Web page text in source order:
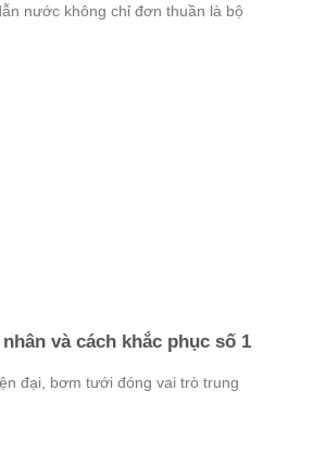
nước không chỉ đơn thuần là bộ
và cách khắc phục số 1
đại, bơm tưới đóng vai trò trung